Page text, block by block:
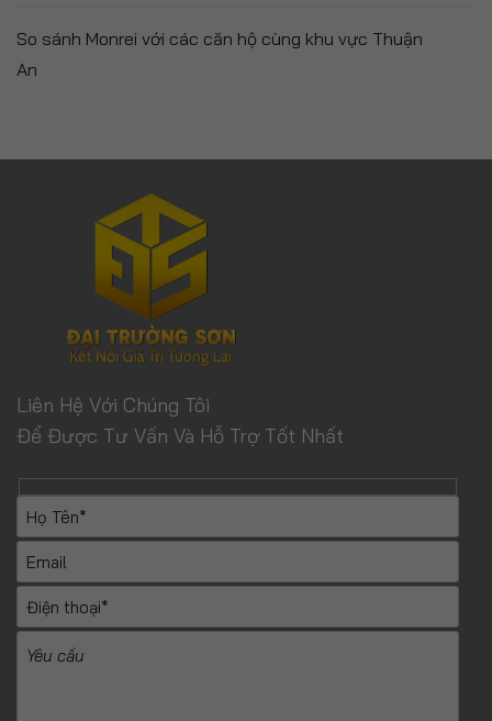
So sánh Monrei với các căn hộ cùng khu vực Thuận
An
Liên Hệ Với Chúng Tôi
Để Được Tư Vấn Và Hỗ Trợ Tốt Nhất